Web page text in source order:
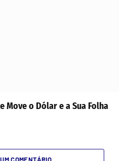
Move o Dólar e a Sua Folha